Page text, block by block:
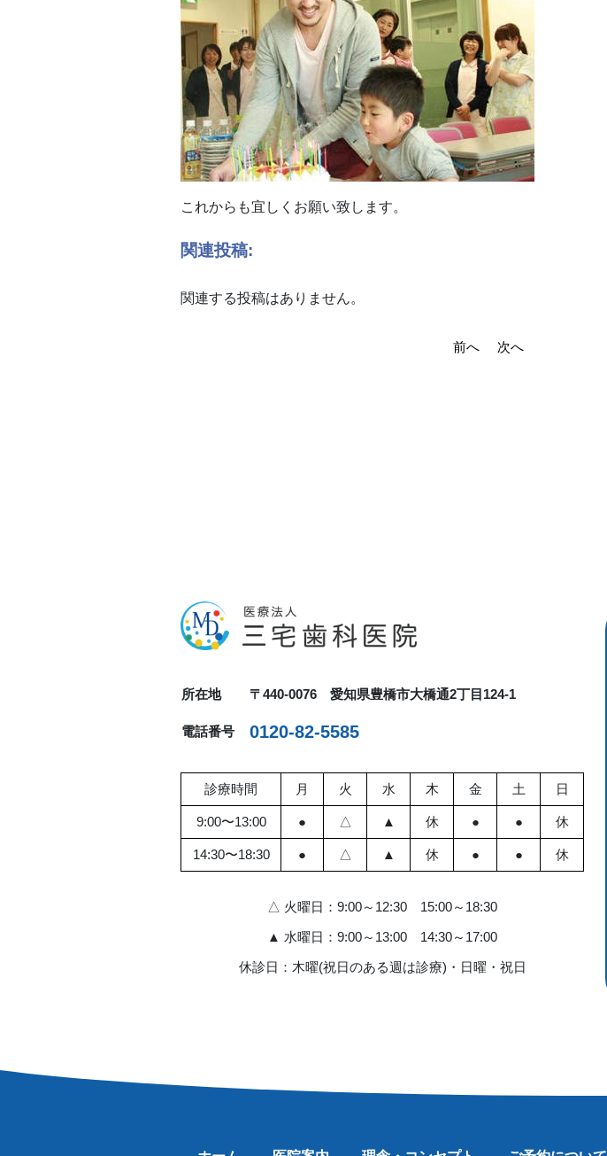
これからも宜しくお願い致します。
関連投稿:
関連する投稿はありません。
ン
前へ 次へ
所在地 〒440-0076 愛知県豊橋市大橋通2丁目124-1
電話番号 0120-82-5585
診療時間 月 火 水 木 金 土 日
9:00〜13:00 ● △ ▲ 休 ● ● 休
14:30〜18:30 ● △ ▲ 休 ● ● 休
△ 火曜日：9:00～12:30 15:00～18:30
▲ 水曜日：9:00～13:00 14:30～17:00
休診日：木曜(祝日のある週は診療)・日曜・祝日